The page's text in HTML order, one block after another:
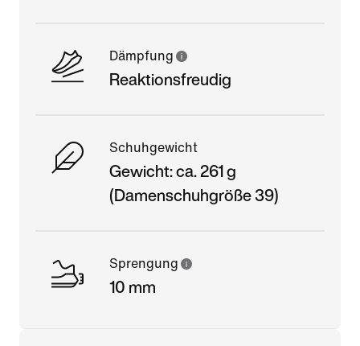
Dämpfung
Reaktionsfreudig
Schuhgewicht
Gewicht: ca. 261 g
(Damenschuhgröße 39)
Sprengung
10 mm